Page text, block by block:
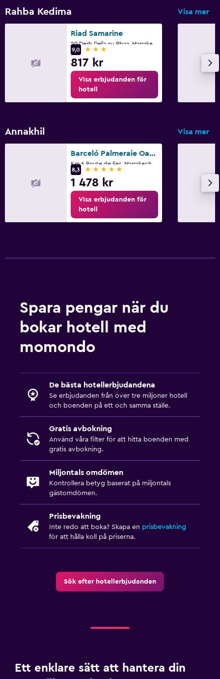
Rahba Kedima Visa mer
Riad Samarine
9,0
3 stjärnor
817 kr
Visa erbjudanden för
hotell
Annakhil Visa mer
Barceló Palmeraie Oasis Resort
Km 6 Route de Fes, Marrakech
8,3
5 stjärnor
1 478 kr
Visa erbjudanden för
hotell
Spara pengar när du
bokar hotell med
momondo
De bästa hotellerbjudandena
Se erbjudanden från över tre miljoner hotell
och boenden på ett och samma ställe.
Gratis avbokning
Använd våra filter för att hitta boenden med
gratis avbokning.
Miljontals omdömen
Kontrollera betyg baserat på miljontals
gästomdömen.
Prisbevakning
Inte redo att boka? Skapa en prisbevakning
för att hålla koll på priserna.
Sök efter hotellerbjudanden
Ett enklare sätt att hantera din